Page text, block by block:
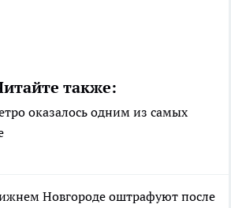
также:
оказалось одним из самых
Новгороде оштрафуют после